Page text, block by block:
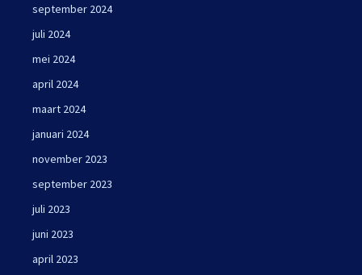
september 2024
juli 2024
mei 2024
april 2024
maart 2024
januari 2024
november 2023
september 2023
juli 2023
juni 2023
april 2023